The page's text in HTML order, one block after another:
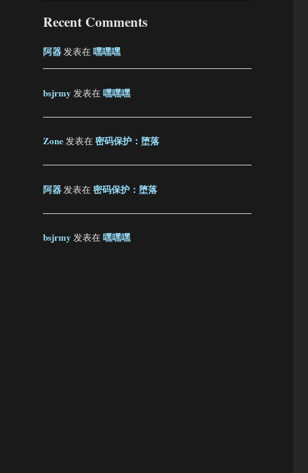
Recent Comments
阿器发表在嘿嘿嘿
bsjrmy 发表在嘿嘿嘿
Zone发表在密码保护：堕落
阿器发表在密码保护：堕落
bsjrmy 发表在嘿嘿嘿